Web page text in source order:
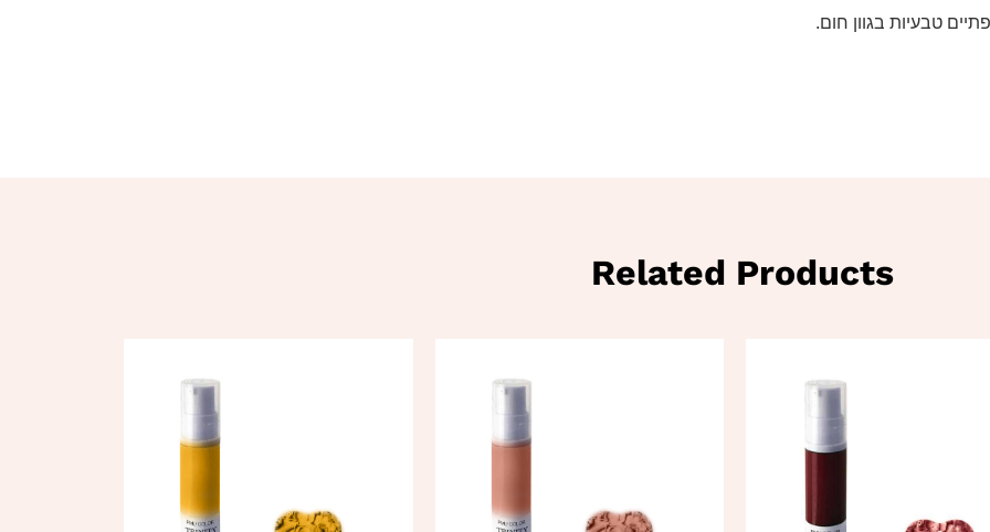
טבעיות בגוון חום.
Related Products